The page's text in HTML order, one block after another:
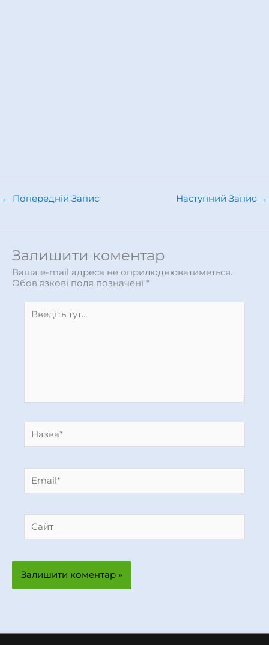
← Попередній Запис Наступний Запис →
Залишити коментар
Ваша e-mail адреса не оприлюднюватиметься.
Обов’язкові поля позначені *
тут...